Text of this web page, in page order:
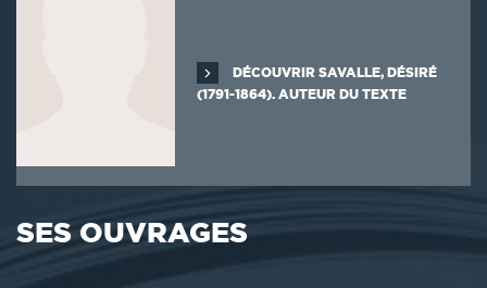
DÉCOUVRIR SAVALLE, DÉSIRÉ
(1791-1864). AUTEUR DU TEXTE
SES OUVRAGES